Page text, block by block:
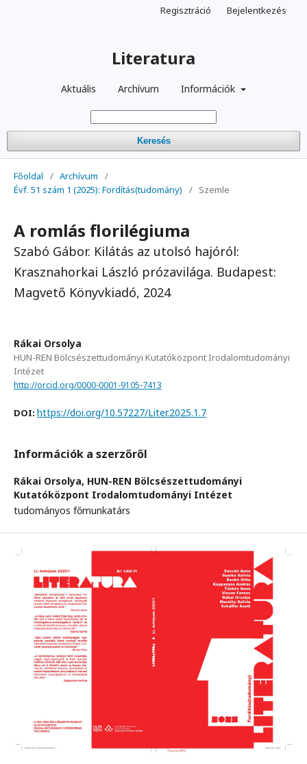
Literatura
Aktuális Archívum Információk
Keresés
Regisztráció Bejelentkezés
Főoldal / Archívum
/
Évf. 51 szám 1 (2025): Fordítás(tudomány)
/ Szemle
A romlás florilégiuma
Szabó Gábor. Kilátás az utolsó hajóról:
Krasznahorkai László prózavilága. Budapest:
Magvető Könyvkiadó, 2024
Rákai Orsolya
HUN-REN Bölcsészettudományi Kutatóközpont Irodalomtudományi
Intézet
http://orcid.org/0000-0001-9105-7413
DOI: https://doi.org/10.57227/Liter.2025.1.7
Információk a szerzőről
Rákai Orsolya, HUN-REN Bölcsészettudományi
Kutatóközpont Irodalomtudományi Intézet
tudományos főmunkatárs